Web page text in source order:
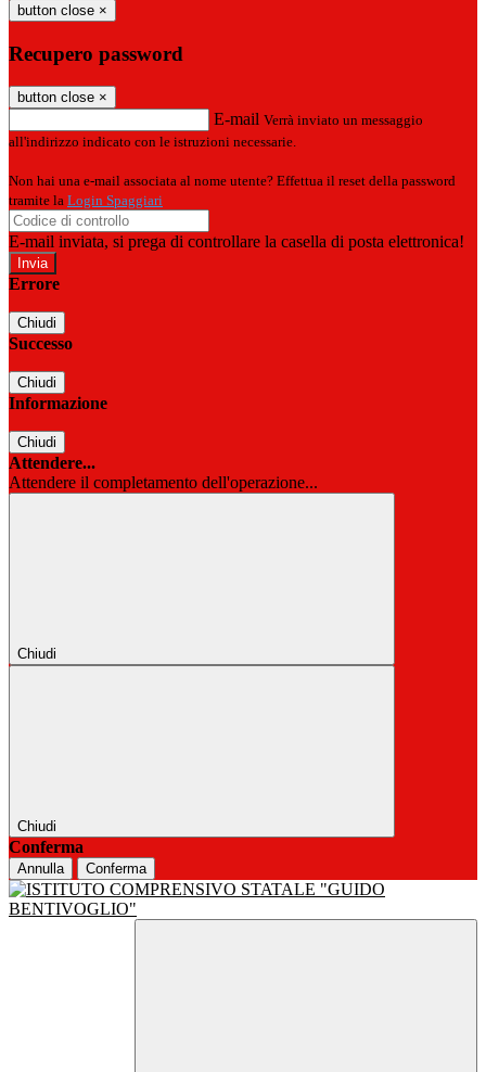
button close ×
Recupero password
button close ×
E-mail Verrà inviato un messaggio
all'indirizzo indicato con le istruzioni necessarie.
Non hai una e-mail associata al nome utente? Effettua il reset della password
tramite la Login Spaggiari
E-mail inviata, si prega di controllare la casella di posta elettronica!
Errore
Chiudi
Successo
Chiudi
Informazione
Chiudi
Attendere...
Attendere il completamento dell'operazione...
Chiudi
Chiudi
Conferma
Annulla Conferma